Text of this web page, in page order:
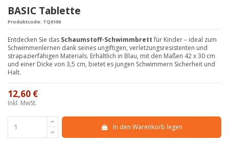
BASIC Tablette
Produktcode: TQ0100
Entdecken Sie das Schaumstoff-Schwimmbrettfür Kinder – ideal zum
Schwimmenlernen dank seines ungiftigen, verletzungsresistenten und
strapazierfähigen Materials. Erhältlich in Blau, mit den Maßen 42 x 30 cm
und einer Dicke von 3,5 cm, bietet es jungen Schwimmern Sicherheit und
Halt.
12,60 €
Inkl. MwSt.
In den Warenkorb legen